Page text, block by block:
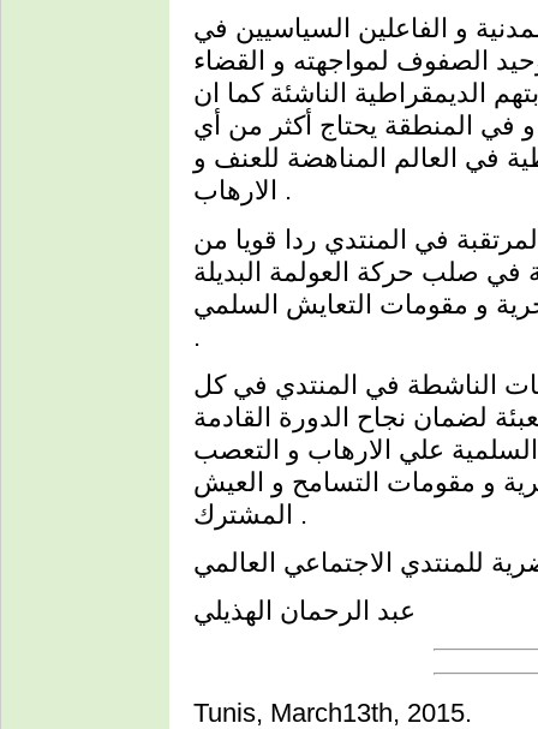
و الفاعلين السياسيين في
الصفوف لمواجهته و القضاء
الديمقراطية الناشئة كما ان
في المنطقة يحتاج أكثر من أي
في العالم المناهضة للعنف و
الارهاب .
في المنتدي ردا قويا من
في صلب حركة العولمة البديلة
و مقومات التعايش السلمي
.
الناشطة في المنتدي في كل
لضمان نجاح الدورة القادمة
السلمية علي الارهاب و التعصب
و مقومات التسامح و العيش
المشترك .
للمنتدي الاجتماعي العالمي
عبد الرحمان الهذيلي
Tunis, March13th, 2015.